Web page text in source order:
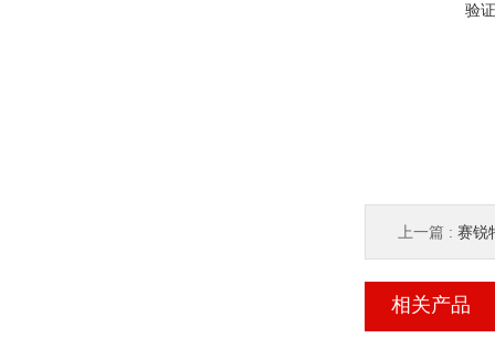
验
上一篇 : 赛锐
相关产品